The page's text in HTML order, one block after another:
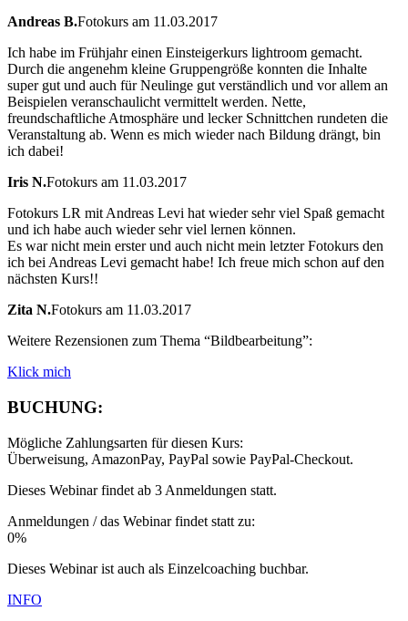
Andreas B.Fotokurs am 11.03.2017
Ich habe im Frühjahr einen Einsteigerkurs lightroom gemacht.
Durch die angenehm kleine Gruppengröße konnten die Inhalte
super gut und auch für Neulinge gut verständlich und vor allem an
Beispielen veranschaulicht vermittelt werden. Nette,
freundschaftliche Atmosphäre und lecker Schnittchen rundeten die
Veranstaltung ab. Wenn es mich wieder nach Bildung drängt, bin
ich dabei!
Iris N.Fotokurs am 11.03.2017
Fotokurs LR mit Andreas Levi hat wieder sehr viel Spaß gemacht
und ich habe auch wieder sehr viel lernen können.
Es war nicht mein erster und auch nicht mein letzter Fotokurs den
ich bei Andreas Levi gemacht habe! Ich freue mich schon auf den
nächsten Kurs!!
Zita N.Fotokurs am 11.03.2017
Weitere Rezensionen zum Thema “Bildbearbeitung”:
Klick mich
BUCHUNG:
Mögliche Zahlungsarten für diesen Kurs:
Überweisung, AmazonPay, PayPal sowie PayPal-Checkout.
Dieses Webinar findet ab 3 Anmeldungen statt.
Anmeldungen / das Webinar findet statt zu:
0%
Dieses Webinar ist auch als Einzelcoaching buchbar.
INFO